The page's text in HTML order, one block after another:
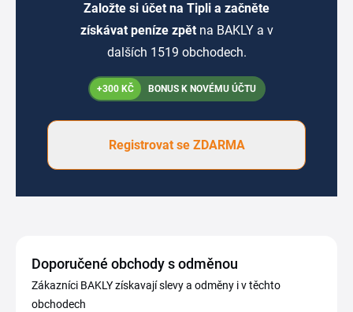
Založte si účet na Tipli a začněte
získávat peníze zpět na BAKLY a v
dalších 1519 obchodech.
+300 KČ BONUS K NOVÉMU ÚČTU
Registrovat se ZDARMA
Doporučené obchody s odměnou
Zákazníci BAKLY získavají slevy a odměny i v těchto
obchodech